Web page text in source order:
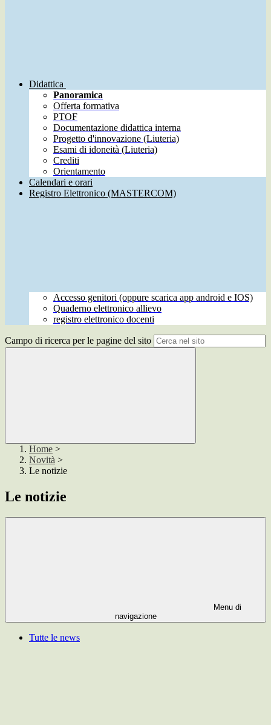
Didattica
Panoramica
Offerta formativa
PTOF
Documentazione didattica interna
Progetto d'innovazione (Liuteria)
Esami di idoneità (Liuteria)
Crediti
Orientamento
Calendari e orari
Registro Elettronico (MASTERCOM)
Accesso genitori (oppure scarica app android e IOS)
Quaderno elettronico allievo
registro elettronico docenti
Campo di ricerca per le pagine del sito
Home >
Novità >
Le notizie
Le notizie
Menu di
navigazione
Tutte le news